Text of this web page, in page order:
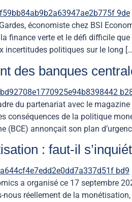
économiste chez BSI
finance verte et le défi difficile
incertitudes politiques sur le long
des banques
du partenariat avec le
conséquences de la politique
(BCE) annonçait son plan
: faut-il
a organisé ce 17 septembre
nous réellement de la